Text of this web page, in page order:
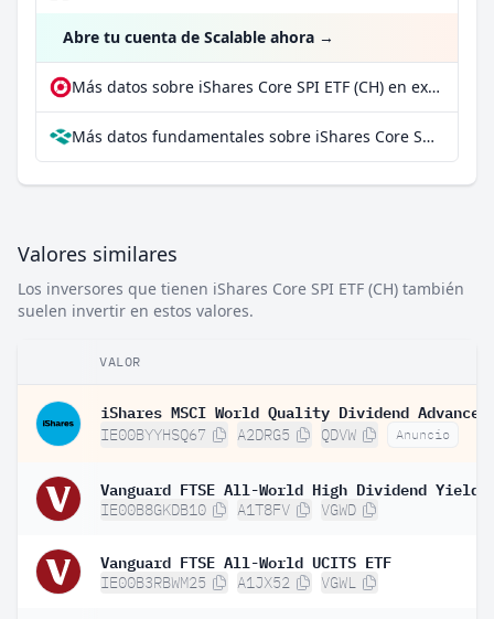
Abre tu cuenta de Scalable ahora →
Más datos sobre iShares Core SPI ETF (CH) en extraETF
Más datos fundamentales sobre iShares Core SPI ETF (CH) en Parqet
Valores similares
Los inversores que tienen iShares Core SPI ETF (CH) también
suelen invertir en estos valores.
VALOR
IE00BYYHSQ67 A2DRG5 QDVW Anuncio
IE00B8GKDB10 A1T8FV VGWD
Vanguard FTSE All-World UCITS ETF
IE00B3RBWM25 A1JX52 VGWL